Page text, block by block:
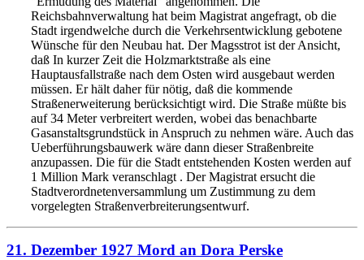
Reichsbahnverwaltung hat beim Magistrat angefragt, ob die
Stadt irgendwelche durch die Verkehrsentwicklung gebotene
Wünsche für den Neubau hat. Der Magsstrot ist der Ansicht,
daß In kurzer Zeit die Holzmarktstraße als eine
Hauptausfallstraße nach dem Osten wird ausgebaut werden
müssen. Er hält daher für nötig, daß die kommende
Straßenerweiterung berücksichtigt wird. Die Straße müßte bis
auf34 Meter verbreitert werden, wobei das benachbarte
Gasanstaltsgrundstück in Anspruch zu nehmen wäre. Auch das
Ueberführungsbauwerk wäre dann dieser Straßenbreite
anzupassen. Die für die Stadt entstehenden Kosten werden auf
1 Million Mark veranschlagt . Der Magistrat ersucht die
Stadtverordnetenversammlung um Zustimmung zu dem
vorgelegten Straßenverbreiterungsentwurf.
21. Dezember 1927 Mord an Dora Perske